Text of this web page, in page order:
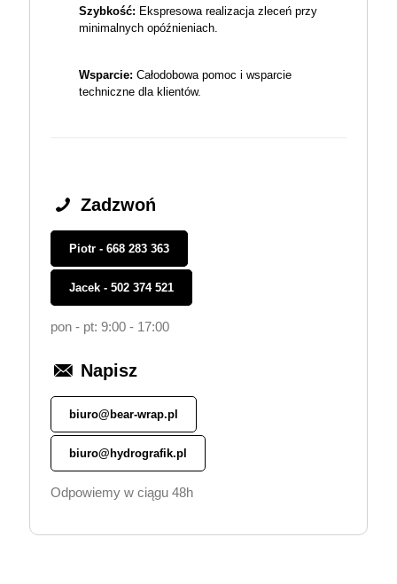
Szybkość: Ekspresowa realizacja zleceń przy
minimalnych opóźnieniach.
Wsparcie: Całodobowa pomoc i wsparcie
techniczne dla klientów.
Zadzwoń
Piotr - 668 283 363
Jacek - 502 374 521
pon - pt: 9:00 - 17:00
Napisz
biuro@bear-wrap.pl
biuro@hydrografik.pl
Odpowiemy w ciągu 48h